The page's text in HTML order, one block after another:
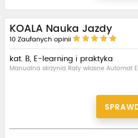
KOALA Nauka Jazdy
10 Zaufanych opinii
kat. B, E-learning i praktyka
Manualna skrzynia Raty własne Automat